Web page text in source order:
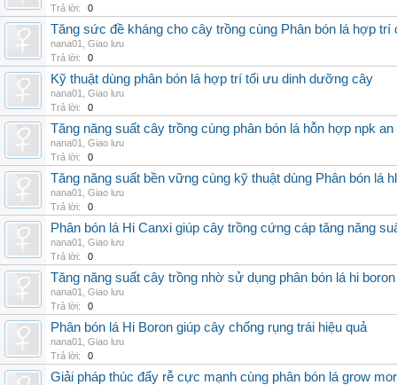
Trả lời:
0
Tăng sức đề kháng cho cây trồng cùng Phân bón lá hợp trí
nana01
Giao lưu
Trả lời:
0
Kỹ thuật dùng phân bón lá hợp trí tối ưu dinh dưỡng cây
nana01
Giao lưu
Trả lời:
0
Tăng năng suất cây trồng cùng phân bón lá hỗn hợp npk an
nana01
Giao lưu
Trả lời:
0
Tăng năng suất bền vững cùng kỹ thuật dùng Phân bón lá
nana01
Giao lưu
Trả lời:
0
Phân bón lá Hi Canxi giúp cây trồng cứng cáp tăng năng
nana01
Giao lưu
Trả lời:
0
Tăng năng suất cây trồng nhờ sử dụng phân bón lá hi
nana01
Giao lưu
Trả lời:
0
Phân bón lá Hi Boron giúp cây chống rụng trái hiệu quả
nana01
Giao lưu
Trả lời:
0
Giải pháp thúc đẩy rễ cực mạnh cùng phân bón lá grow